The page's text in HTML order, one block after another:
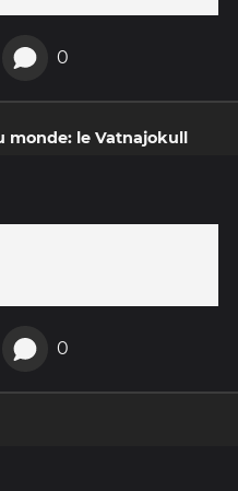
0
monde: le Vatnajokull
0